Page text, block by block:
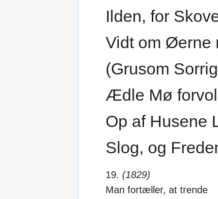
Ilden, for
Vidt om Øerne
(Grusom
Ædle Mø
Op af Husene
Slog, og
19. (1829)
Man fortæller, at trende